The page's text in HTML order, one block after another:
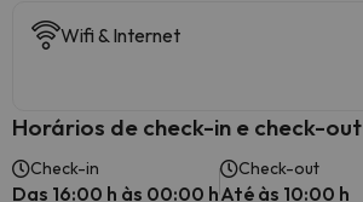
Wifi & Internet
Horários de check-in e check-out
Check-in
Das 16:00 h às 00:00 h
Check-out
Até às 10:00 h